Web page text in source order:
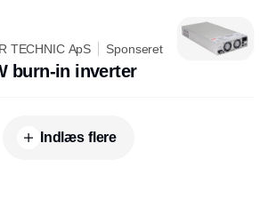
TECHNIC ApS Sponseret
burn-in inverter
Indlæs flere